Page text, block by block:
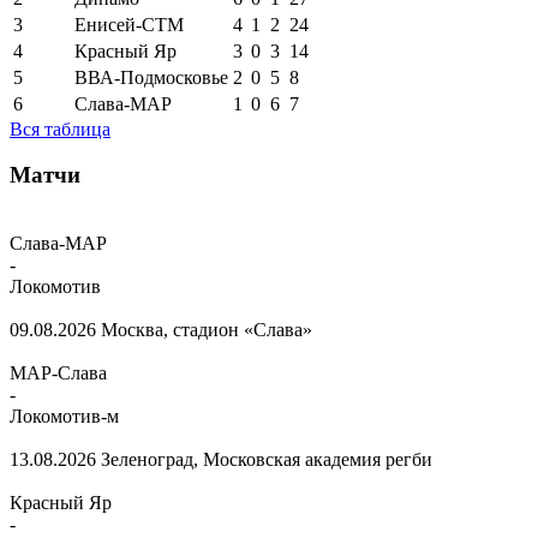
3
Енисей-СТМ 4 1 2 24
4
Красный Яр 3 0 3 14
5
ВВА-Подмосковье 2 0 5 8
6
Слава-МАР 1 0 6 7
Вся таблица
Матчи
Слава-МАР
-
Локомотив
09.08.2026 Москва, стадион «Слава»
МАР-Слава
-
Локомотив-м
13.08.2026 Зеленоград, Московская академия регби
Красный Яр
-